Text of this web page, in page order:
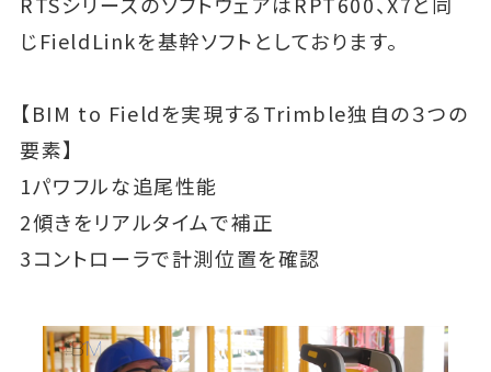
じFieldLinkを基幹ソフトとしております。
【BIM to Fieldを実現するTrimble独自の３つの
要素】
1パワフルな追尾性能
2傾きをリアルタイムで補正
3コントローラで計測位置を確認